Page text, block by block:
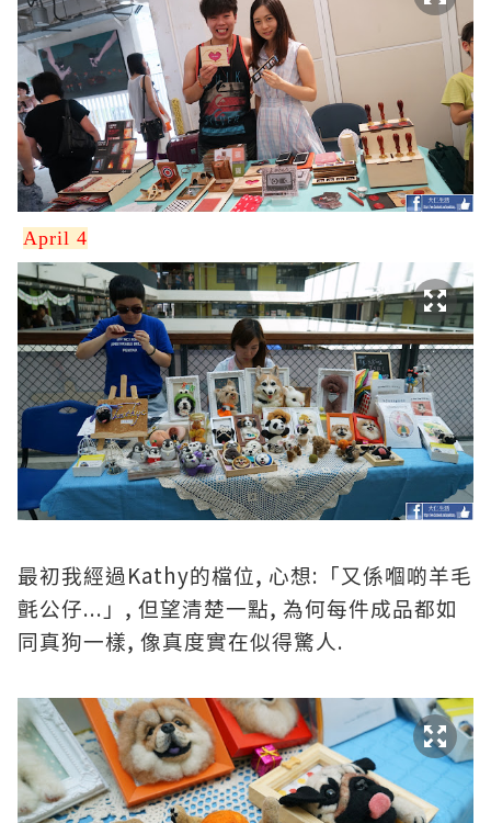
April 4
最初我經過Kathy的檔位, 心想: 「又係嗰啲羊毛
氈公仔... 」 , 但望清楚一點, 為何每件成品都如
同真狗一樣, 像真度實在似得驚人.